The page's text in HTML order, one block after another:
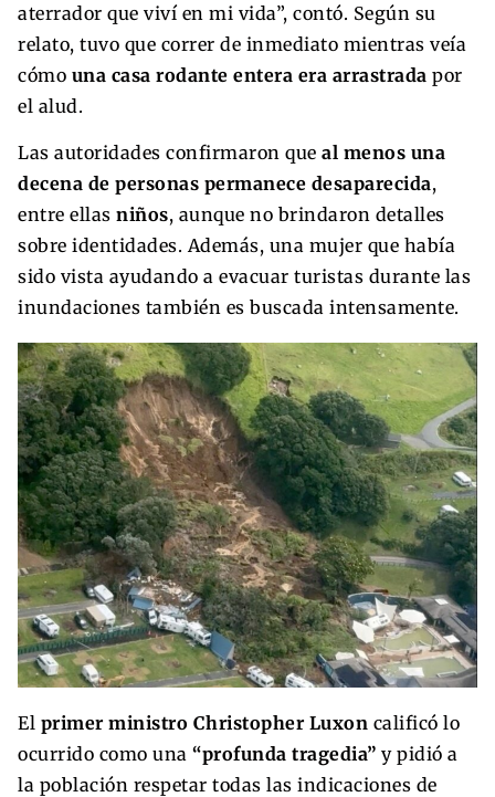
aterrador que viví en mi vida”, contó. Según su
relato, tuvo que correr de inmediato mientras veía
cómo una casa rodante entera era arrastrada por
el alud.
Las autoridades confirmaron que al menos una
decena de personas permanece desaparecida,
entre ellas niños, aunque no brindaron detalles
sobre identidades. Además, una mujer que había
sido vista ayudando a evacuar turistas durante las
inundaciones también es buscada intensamente.
El primer ministro Christopher Luxon calificó lo
ocurrido como una “profunda tragedia” y pidió a
la población respetar todas las indicaciones de